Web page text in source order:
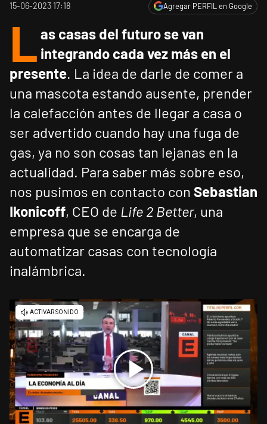
15-06-2023 17:18 Agregar PERFIL en Google
L as casas del futuro se van
integrando cada vez más en el
presente. La idea de darle de comer a
una mascota estando ausente, prender
la calefacción antes de llegar a casa o
ser advertido cuando hay una fuga de
gas, ya no son cosas tan lejanas en la
actualidad. Para saber más sobre eso,
nos pusimos en contacto con Sebastian
Ikonicoff, CEO de Life 2 Better, una
empresa que se encarga de
automatizar casas con tecnología
inalámbrica.